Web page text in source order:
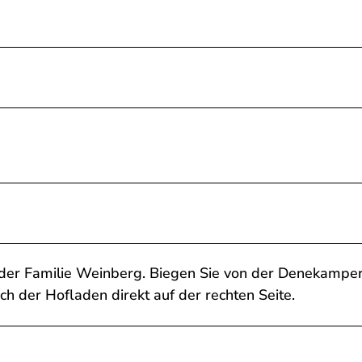
Familie Weinberg. Biegen Sie von der
der Hofladen direkt auf der rechten Seite.